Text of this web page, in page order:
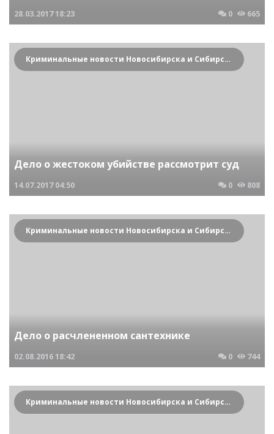
28.03.201718:23 0 665
Криминальные новости Новосибирска и Сибирского региона
Дело о жестоком убийстве рассмотрит суд
14.07.2017 04:50 0 808
Криминальные новости Новосибирска и Сибирского региона
Дело о расчлененном сантехнике
02.08.201618:42 0 744
Криминальные новости Новосибирска и Сибирского региона